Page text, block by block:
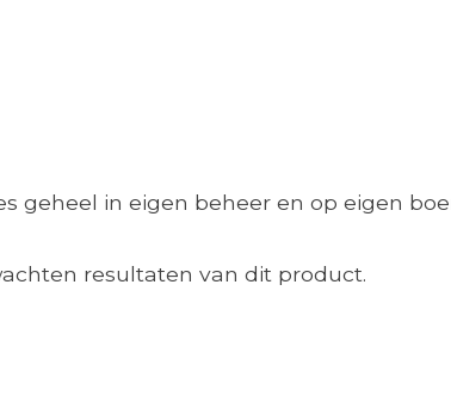
geheel in eigen beheer en op eigen
resultaten van dit product.